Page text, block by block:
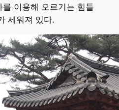
이용해 오르기는 힘들
세워져 있다.